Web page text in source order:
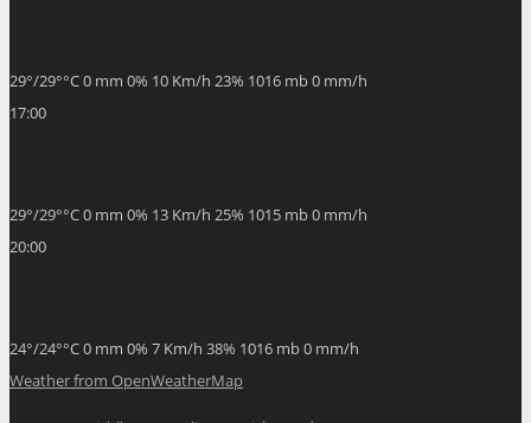
29°/29°°C0 mm 0% 10 Km/h 23% 1016 mb0 mm/h
17:00
29°/29°°C0 mm 0% 13 Km/h 25% 1015 mb0 mm/h
20:00
24°/24°°C0 mm 0% 7 Km/h 38% 1016 mb0 mm/h
Weather from OpenWeatherMap